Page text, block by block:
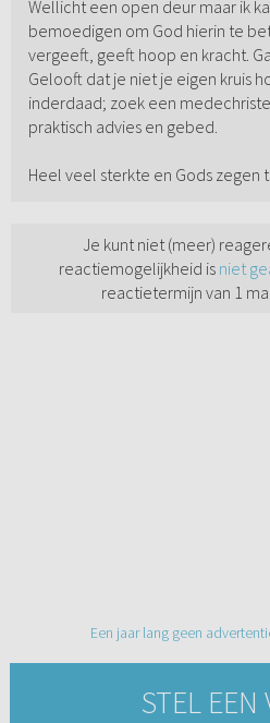
Wellicht een open deur maar ik
bemoedigen om God hierin te
vergeeft, geeft hoop en kracht.
Gelooft dat je niet je eigen kruis
inderdaad; zoek een
praktisch advies en gebed.
Heel veel sterkte en Gods zegen
Je kunt niet (meer)
reactiemogelijkheid is niet
reactietermijn van 1
Een jaar lang geen
STEL EEN